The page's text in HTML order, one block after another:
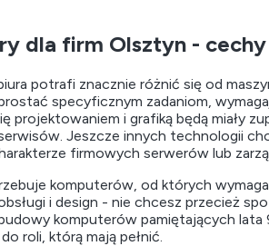
dla firm Olsztyn - cechy
potrafi znacznie różnić się od
specyficznym zadaniom,
projektowaniem i grafiką będą miały
Jeszcze innych technologii
firmowych serwerów lub
komputerów, od których
i design - nie chcesz przecież
komputerów pamiętających lata
roli, którą mają pełnić.